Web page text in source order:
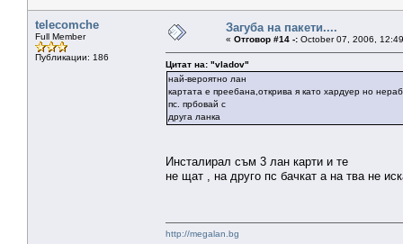
telecomche
Full Member
Публикации: 186
Загуба на пакети....
« Отговор #14 -: October 07, 2006,
Цитат на: "vladov"
най-вероятно лан
картата е преебана,открива я като хардуер но
пс. прбовай с
друга ланка
Инсталирал съм 3 лан карти и те
не щат , на друго пс бачкат а на тва не
http://megalan.bg